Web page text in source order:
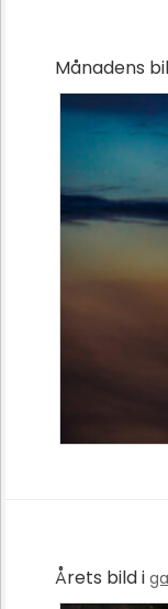
Månadens
Årets bild i